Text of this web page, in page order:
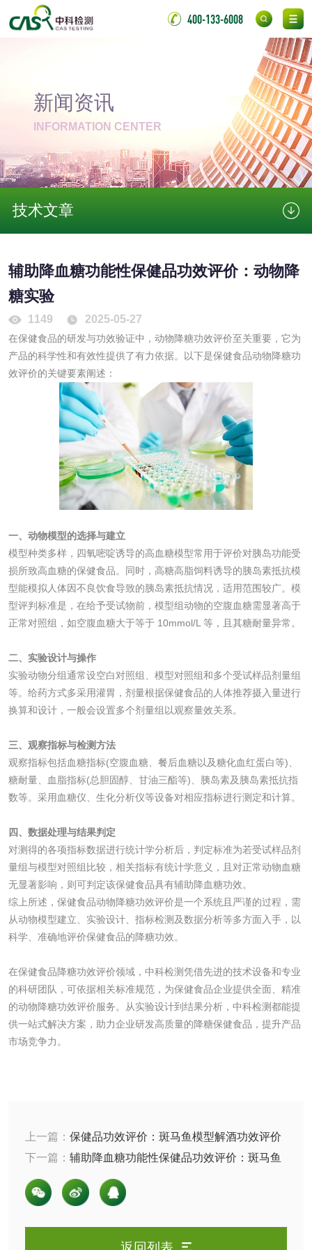
400-133-6008
新闻资讯
INFORMATION CENTER
技术文章
辅助降血糖功能性保健品功效评价：动物降
糖实验
1149 2025-05-27
在保健食品的研发与功效验证中，动物降糖功效评价至关重要，它为
产品的科学性和有效性提供了有力依据。以下是保健食品动物降糖功
效评价的关键要素阐述：
一、动物模型的选择与建立
模型种类多样，四氧嘧啶诱导的高血糖模型常用于评价对胰岛功能受
损所致高血糖的保健食品。同时，高糖高脂饲料诱导的胰岛素抵抗模
型能模拟人体因不良饮食导致的胰岛素抵抗情况，适用范围较广。模
型评判标准是，在给予受试物前，模型组动物的空腹血糖需显著高于
正常对照组，如空腹血糖大于等于 10mmol/L 等，且其糖耐量异常。
二、实验设计与操作
实验动物分组通常设空白对照组、模型对照组和多个受试样品剂量组
等。给药方式多采用灌胃，剂量根据保健食品的人体推荐摄入量进行
换算和设计，一般会设置多个剂量组以观察量效关系。
三、观察指标与检测方法
观察指标包括血糖指标(空腹血糖、餐后血糖以及糖化血红蛋白等)、
糖耐量、血脂指标(总胆固醇、甘油三酯等)、胰岛素及胰岛素抵抗指
数等。采用血糖仪、生化分析仪等设备对相应指标进行测定和计算。
四、数据处理与结果判定
对测得的各项指标数据进行统计学分析后，判定标准为若受试样品剂
量组与模型对照组比较，相关指标有统计学意义，且对正常动物血糖
无显著影响，则可判定该保健食品具有辅助降血糖功效。
综上所述，保健食品动物降糖功效评价是一个系统且严谨的过程，需
从动物模型建立、实验设计、指标检测及数据分析等多方面入手，以
科学、准确地评价保健食品的降糖功效。
在保健食品降糖功效评价领域，中科检测凭借先进的技术设备和专业
的科研团队，可依据相关标准规范，为保健食品企业提供全面、精准
的动物降糖功效评价服务。从实验设计到结果分析，中科检测都能提
供一站式解决方案，助力企业研发高质量的降糖保健食品，提升产品
市场竞争力。
上一篇： 保健品功效评价：斑马鱼模型解酒功效评价
下一篇： 辅助降血糖功能性保健品功效评价：斑马鱼
降糖实验
测
无底纸冷裱膜压敏
BOPP压敏胶粘带检
氟硅密封胶检测
金属
金属材料质量检测 金属硬度测试
金属材料检测 喷嘴检测
伸缩警棍检测
脱硫石膏检测 镀膜抗菌玻璃检测
光触媒检测
消毒产品
成分分析配方研发 驱蚊检测
防霉检测
消毒产品备案 防螨除螨检测
化妆品
化妆品毒理试验 化妆品毒理测试
验
化妆品急性经口毒
性试验
化妆品皮肤变态反
应试验
验
日化产品
花露水检测
清洗剂检测 日化产品毒理检测
洗手液检测
工业乳状氢氧化钙 铝酸钙检测
三氯异氰尿酸检测
碳酸钙检测